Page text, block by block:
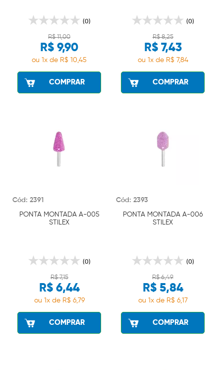
(0)
R$ 11,00
R$ 9,90
ou 1x de R$ 10,45
COMPRAR
(0)
R$ 8,25
R$ 7,43
ou 1x de R$ 7,84
COMPRAR
Cód: 2391
PONTA MONTADA A-005
STILEX
(0)
R$ 7,15
R$ 6,44
ou 1x de R$ 6,79
COMPRAR
Cód: 2393
PONTA MONTADA A-006
STILEX
(0)
R$ 6,49
R$ 5,84
ou 1x de R$ 6,17
COMPRAR